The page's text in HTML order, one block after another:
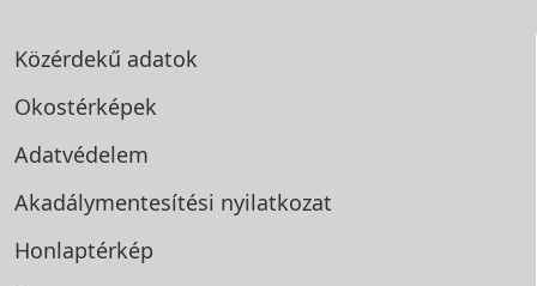
Közérdekű adatok
Okostérképek
Adatvédelem
Akadálymentesítési nyilatkozat
Honlaptérkép